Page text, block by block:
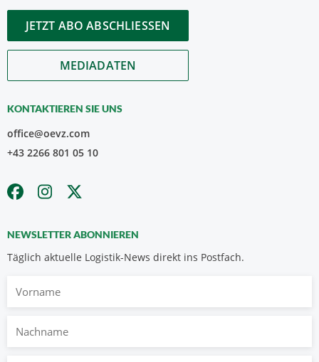
JETZT ABO ABSCHLIESSEN
MEDIADATEN
KONTAKTIEREN SIE UNS
office@oevz.com
+43 2266 801 05 10
NEWSLETTER ABONNIEREN
Täglich aktuelle Logistik-News direkt ins Postfach.
Nachname